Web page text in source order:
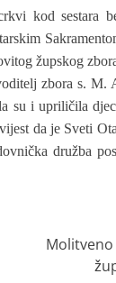
kod sestara
župskog
zbora s. M.
su i upriličila
da je Sveti
družba
Molitveno